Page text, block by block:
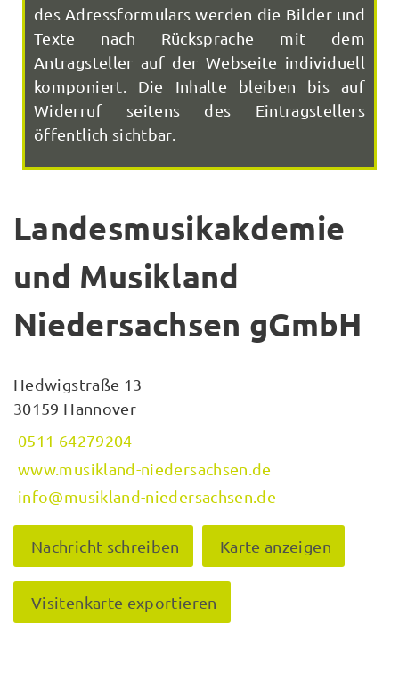
des Adressformulars werden die Bilder und
Texte nach Rücksprache mit dem
Antragsteller auf der Webseite individuell
komponiert. Die Inhalte bleiben bis auf
Widerruf seitens des Eintragstellers
öffentlich sichtbar.
Landesmusikakdemie
und Musikland
Niedersachsen gGmbH
Hedwigstraße 13
30159 Hannover
0511 64279204
www.musikland-niedersachsen.de
info@musikland-niedersachsen.de
Nachricht schreiben Karte anzeigen
Visitenkarte exportieren